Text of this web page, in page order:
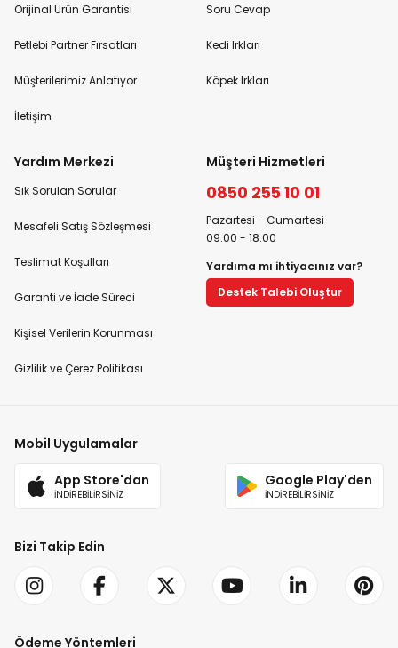
Orijinal Ürün Garantisi
Petlebi Partner Fırsatları
Müşterilerimiz Anlatıyor
İletişim
Soru Cevap
Kedi Irkları
Köpek Irkları
Yardım Merkezi
Sık Sorulan Sorular
Mesafeli Satış Sözleşmesi
Teslimat Koşulları
Garanti ve İade Süreci
Kişisel Verilerin Korunması
Gizlilik ve Çerez Politikası
Müşteri Hizmetleri
0850 255 10 01
Pazartesi - Cumartesi
09:00 - 18:00
Yardıma mı ihtiyacınız var?
Destek Talebi Oluştur
Mobil Uygulamalar
App Store'dan
İNDİREBİLİRSİNİZ
Google Play'den
İNDİREBİLİRSİNİZ
Bizi Takip Edin
Ödeme Yöntemleri